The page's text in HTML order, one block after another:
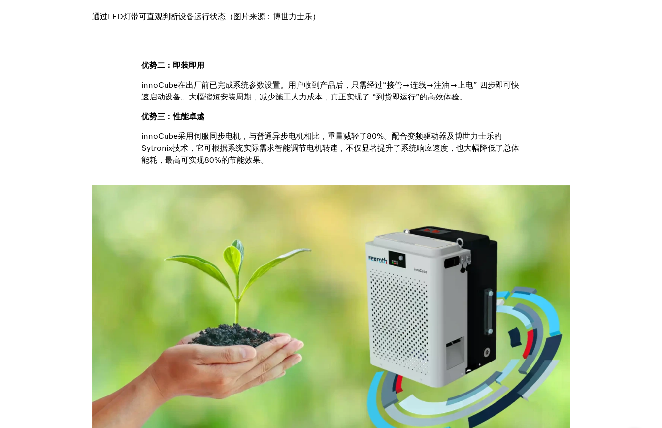
通过LED灯带可直观判断设备运行状态（图片来源：博世力士乐）
优势二：即装即用
innoCube在出厂前已完成系统参数设置。用户收到产品后，只需经过“接管→连线→注油→上电” 四步即可快
速启动设备。大幅缩短安装周期，减少施工人力成本，真正实现了 “到货即运行”的高效体验。
优势三：性能卓越
innoCube采用伺服同步电机，与普通异步电机相比，重量减轻了80%。配合变频驱动器及博世力士乐的
Sytronix技术，它可根据系统实际需求智能调节电机转速，不仅显著提升了系统响应速度，也大幅降低了总体
能耗，最高可实现80%的节能效果。